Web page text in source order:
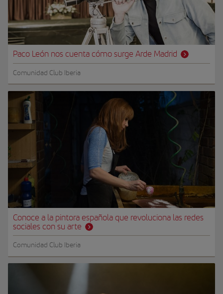
Paco León nos cuenta cómo surge Arde Madrid
Comunidad Club Iberia
Conoce a la pintora española que revoluciona las redes
sociales con su arte
Comunidad Club Iberia